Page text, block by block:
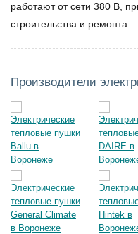
работают от сети 380 В,
строительства и ремонта.
Производители